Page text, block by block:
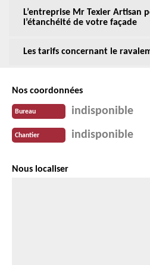
L’entreprise Mr Texier Artisan
l’étanchéité de votre façade
Les tarifs concernant le
Nos coordonnées
Bureau indisponible
Chantier indisponible
Nous localiser